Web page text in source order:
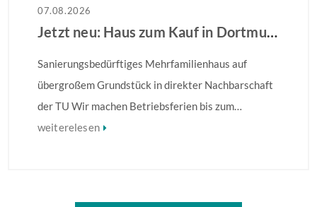
07.08.2026
Jetzt neu: Haus zum Kauf in Dortmund
Sanierungsbedürftiges Mehrfamilienhaus auf
übergroßem Grundstück in direkter Nachbarschaft
der TU Wir machen Betriebsferien bis zum
28.08.2026 – Ihre Anfrage wird ab dem 31.08.2026
weiterelesen